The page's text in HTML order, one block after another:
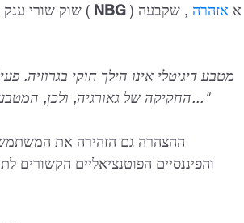
שוק שורי הבנק הלאומי של ג'ורג'יה ( NBG ) א אזהרה , שקבעה
החקיקה של גאורגיה, ולכן, המטבע הדיגיטלי אינו מוסדר על ידי הבנק הלאומי של גאורגיה..."
ההצהרה גם הזהירה את
והפיננסיים הפוטנציאליים